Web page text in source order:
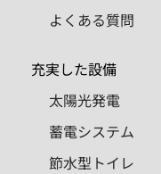
よくある質問
充実した設備
太陽光発電
蓄電システム
節水型トイレ